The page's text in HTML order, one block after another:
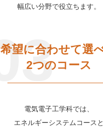
幅広い分野で役立ちます。
03
希望に合わせて選
2つのコース
電気電子工学科では、
エネルギーシステムコースと